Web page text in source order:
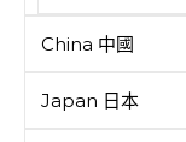
China 中國
Japan 日本